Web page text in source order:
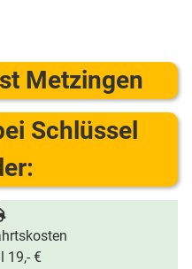
Metzingen
Schlüssel
19,- €